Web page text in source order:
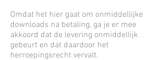
Omdat het hier gaat om onmiddellijke
downloads na betaling, ga je er mee
akkoord dat de levering onmiddellijk
gebeurt en dat daardoor het
herroepingsrecht vervalt.